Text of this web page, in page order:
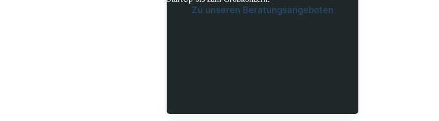
Zu unseren Beratungsangeboten